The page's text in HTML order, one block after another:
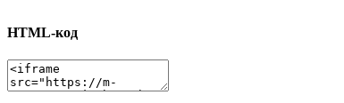
HTML-код